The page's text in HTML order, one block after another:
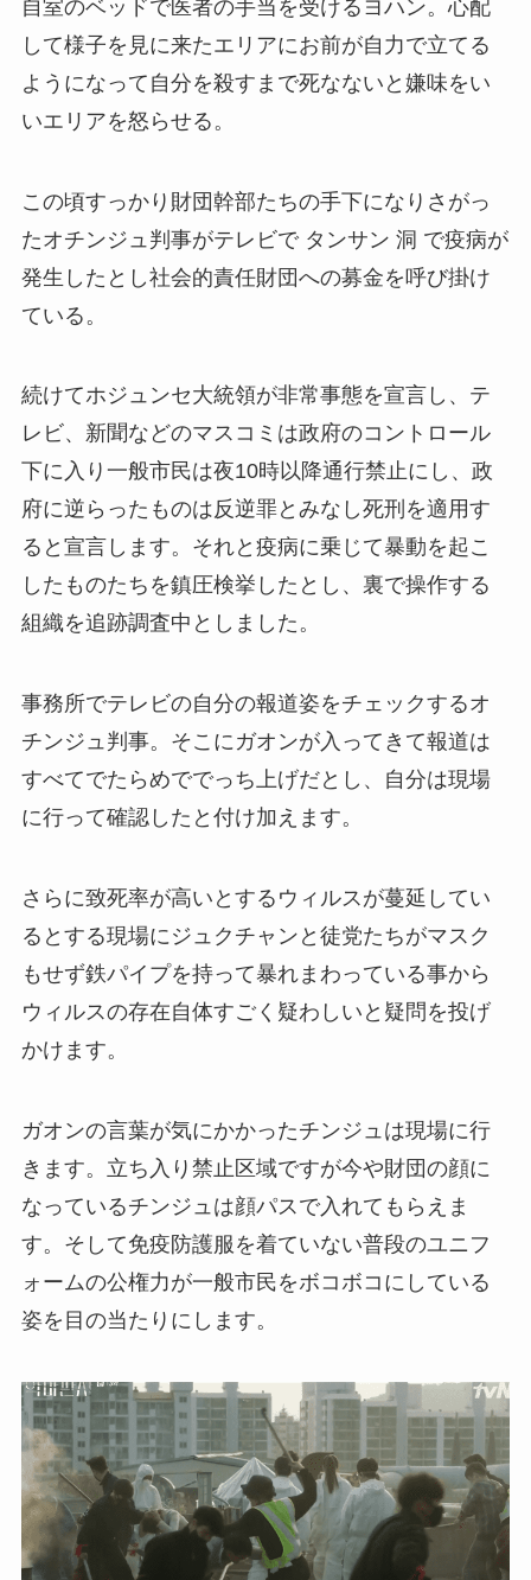
自室のベッドで医者の手当を受けるヨハン。心配
して様子を見に来たエリアにお前が自力で立てる
ようになって自分を殺すまで死なないと嫌味をい
いエリアを怒らせる。
この頃すっかり財団幹部たちの手下になりさがっ
たオチンジュ判事がテレビで タンサン 洞 で疫病が
発生したとし社会的責任財団への募金を呼び掛け
ている。
続けてホジュンセ大統領が非常事態を宣言し、テ
レビ、新聞などのマスコミは政府のコントロール
下に入り一般市民は夜10時以降通行禁止にし、政
府に逆らったものは反逆罪とみなし死刑を適用す
ると宣言します。それと疫病に乗じて暴動を起こ
したものたちを鎮圧検挙したとし、裏で操作する
組織を追跡調査中としました。
事務所でテレビの自分の報道姿をチェックするオ
チンジュ判事。そこにガオンが入ってきて報道は
すべてでたらめででっち上げだとし、自分は現場
に行って確認したと付け加えます。
さらに致死率が高いとするウィルスが蔓延してい
るとする現場にジュクチャンと徒党たちがマスク
もせず鉄パイプを持って暴れまわっている事から
ウィルスの存在自体すごく疑わしいと疑問を投げ
かけます。
ガオンの言葉が気にかかったチンジュは現場に行
きます。立ち入り禁止区域ですが今や財団の顔に
なっているチンジュは顔パスで入れてもらえま
す。そして免疫防護服を着ていない普段のユニフ
ォームの公権力が一般市民をボコボコにしている
姿を目の当たりにします。